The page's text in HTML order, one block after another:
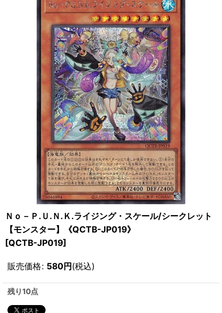
Ｎｏ－Ｐ.Ｕ.Ｎ.Ｋ.ライジング・スケール/シークレット
【モンスター】《QCTB-JP019》
[QCTB-JP019]
販売価格: 580円(税込)
残り10点